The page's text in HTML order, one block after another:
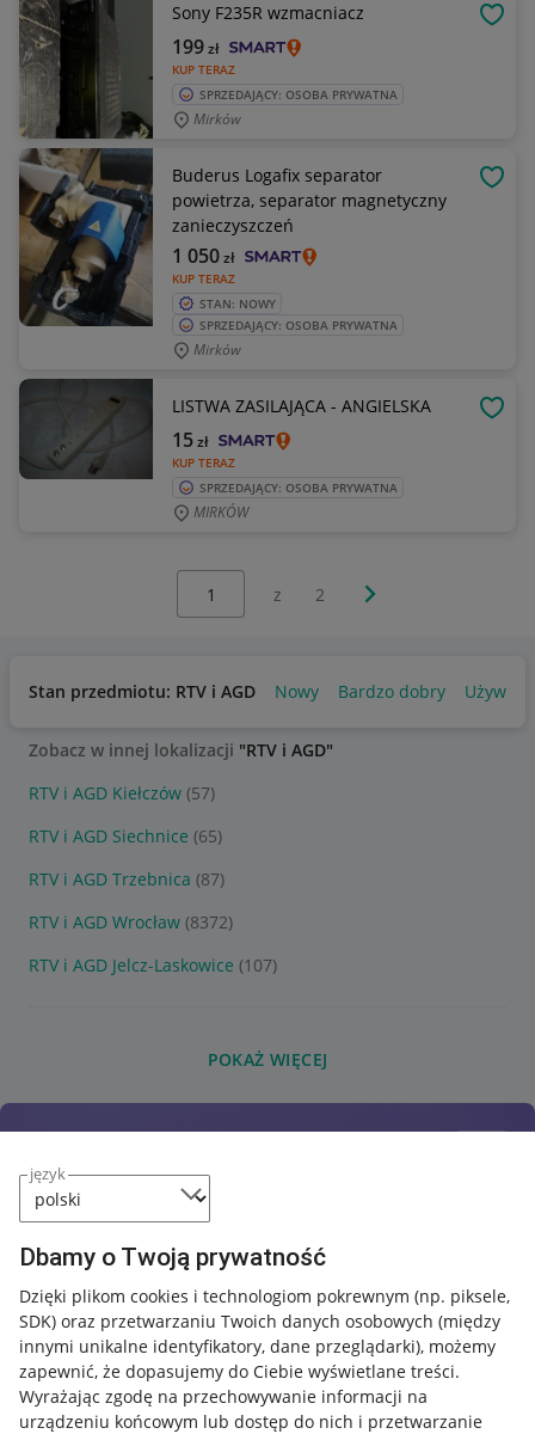
język
Dbamy o Twoją prywatność
Dzięki plikom cookies i technologiom pokrewnym (np. piksele,
SDK) oraz przetwarzaniu Twoich danych osobowych (między
innymi unikalne identyfikatory, dane przeglądarki), możemy
zapewnić, że dopasujemy do Ciebie wyświetlane treści.
Wyrażając zgodę na przechowywanie informacji na
urządzeniu końcowym lub dostęp do nich i przetwarzanie
Sony F235R wzmacniacz
KUP TERAZ
199zł
SPRZEDAJĄCY: OSOBA PRYWATNA
Mirków
Buderus Logafix separator
powietrza, separator magnetyczny
zanieczyszczeń
KUP TERAZ
1 050zł
STAN: NOWY
SPRZEDAJĄCY: OSOBA PRYWATNA
Mirków
LISTWA ZASILAJĄCA - ANGIELSKA
KUP TERAZ
15zł
SPRZEDAJĄCY: OSOBA PRYWATNA
MIRKÓW
z 2 Następna strona
Stan przedmiotu: RTV i AGD Nowy Bardzo dobry Używany
Zobacz w innej lokalizacji "RTV i AGD"
RTV i AGD Kiełczów (57)
RTV i AGD Siechnice (65)
RTV i AGD Trzebnica (87)
RTV i AGD Wrocław (8372)
RTV i AGD Jelcz-Laskowice (107)
POKAŻ WIĘCEJ